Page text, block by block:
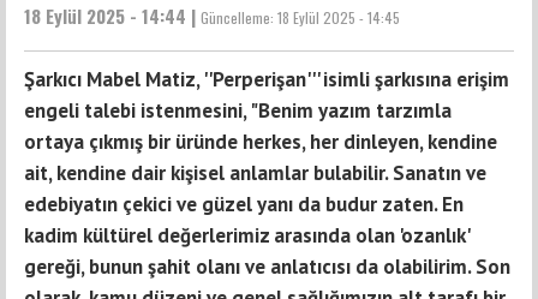
18 Eylül 2025 - 14:44 | Güncelleme: 18 Eylül 2025 - 14:45
Şarkıcı Mabel Matiz, ''Perperişan''' isimli şarkısına erişim
engeli talebi istenmesini, "Benim yazım tarzımla
ortaya çıkmış bir üründe herkes, her dinleyen, kendine
ait, kendine dair kişisel anlamlar bulabilir. Sanatın ve
edebiyatın çekici ve güzel yanı da budur zaten. En
kadim kültürel değerlerimiz arasında olan 'ozanlık'
gereği, bunun şahit olanı ve anlatıcısı da olabilirim. Son